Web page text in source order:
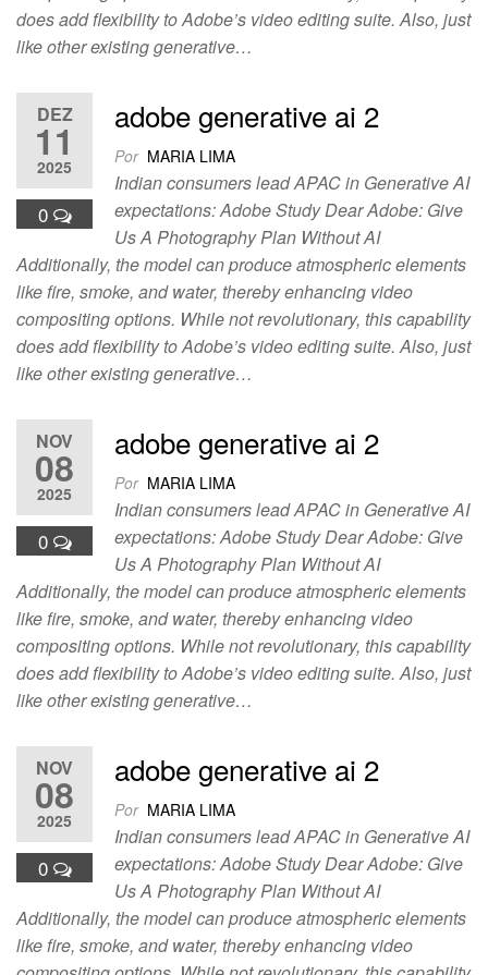
does add flexibility to Adobe’s video editing suite. Also, just
like other existing generative…
DEZ
11
2025
0
adobe generative ai 2
Por MARIA LIMA
Indian consumers lead APAC in Generative AI
expectations: Adobe Study Dear Adobe: Give
Us A Photography Plan Without AI
Additionally, the model can produce atmospheric elements
like fire, smoke, and water, thereby enhancing video
compositing options. While not revolutionary, this capability
does add flexibility to Adobe’s video editing suite. Also, just
like other existing generative…
NOV
08
2025
0
adobe generative ai 2
Por MARIA LIMA
Indian consumers lead APAC in Generative AI
expectations: Adobe Study Dear Adobe: Give
Us A Photography Plan Without AI
Additionally, the model can produce atmospheric elements
like fire, smoke, and water, thereby enhancing video
compositing options. While not revolutionary, this capability
does add flexibility to Adobe’s video editing suite. Also, just
like other existing generative…
NOV
08
2025
0
adobe generative ai 2
Por MARIA LIMA
Indian consumers lead APAC in Generative AI
expectations: Adobe Study Dear Adobe: Give
Us A Photography Plan Without AI
Additionally, the model can produce atmospheric elements
like fire, smoke, and water, thereby enhancing video